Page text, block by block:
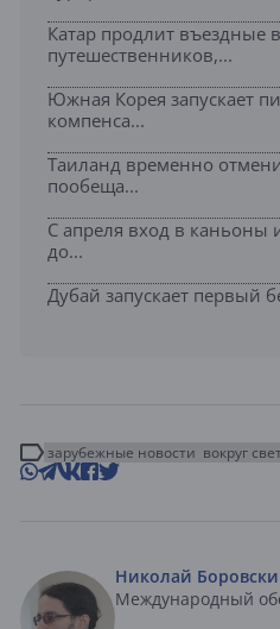
Катар продлит въездные
путешественников,...
Южная Корея запускает
компенса...
Таиланд временно
пообеща...
С апреля вход в каньоны
до...
Дубай запускает первый
зарубежные новости вокруг
Николай
Международный